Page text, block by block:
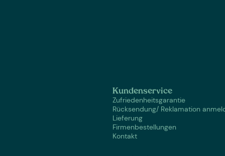
Kundenservice
Zufriedenheitsgarantie
Rücksendung/ Reklamation
Lieferung
Firmenbestellungen
Kontakt